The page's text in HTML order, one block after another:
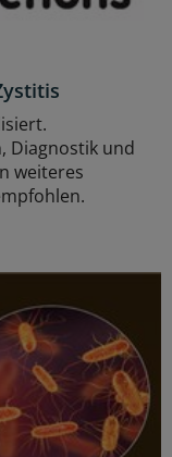
Diagnostik und
weiteres